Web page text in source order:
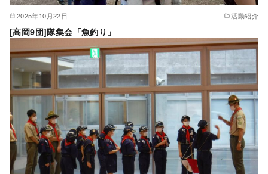
2025年10月22日 活動紹介
[高岡9団]隊集会「魚釣り」